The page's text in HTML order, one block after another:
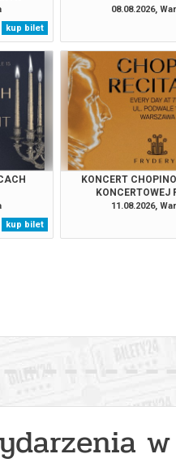
kup bilet
08.08.2026,
kup bilet
KONCERT
KONCERTOWEJ
11.08.2026,